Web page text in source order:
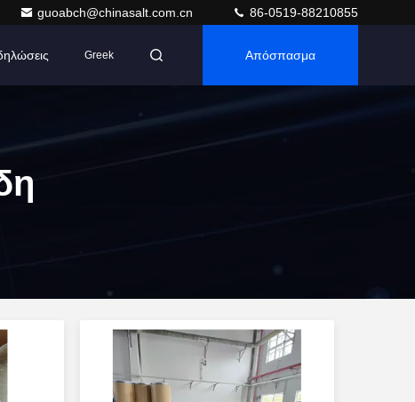
guoabch@chinasalt.com.cn 86-0519-88210855
Greek Απόσπασμα